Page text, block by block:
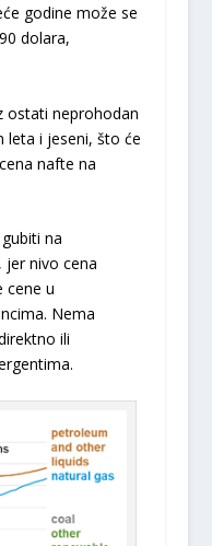
godine može se
dolara,
ostati neprohodan
leta i jeseni, što će
nafte na
na
jer nivo cena
cene u
Nema
ili